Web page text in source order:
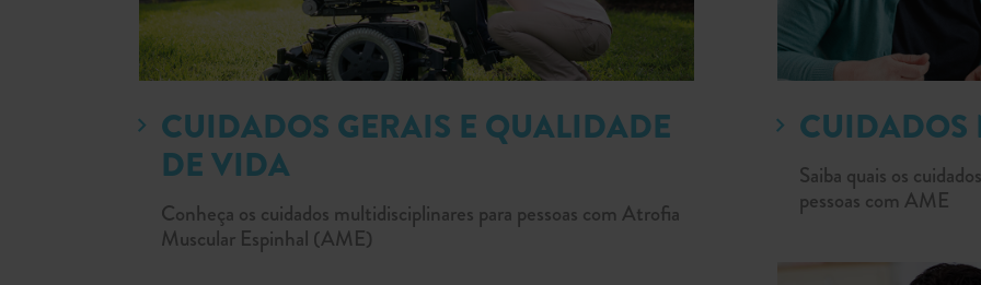
CUIDADOS GERAIS E QUALIDADE
DE VIDA
Conheça os cuidados multidisciplinares para pessoas com Atrofia
Muscular Espinhal (AME)
CUIDADOS
Saiba quais os
pessoas com AME